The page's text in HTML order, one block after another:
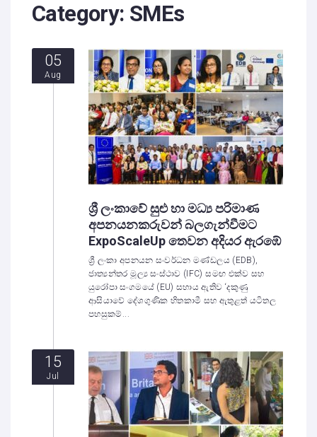
Category: SMEs
05
Aug
ශ්‍රී ලංකාවේ සුළු හා මධ්‍ය පරිමාණ
අපනයනකරුවන් බලගැන්වීමට
ExpoScaleUp තෙවන අදියර ඇරඹේ
ශ්‍රී ලංකා අපනයන සංවර්ධන මණ්ඩලය (EDB),
ජාත්‍යන්තර මූල්‍ය සංස්ථාව (IFC) සමඟ එක්ව සහ
යුරෝපා සංගමයේ (EU) සහාය ඇතිව ‘දකුණු
ආසියාවේ දේශගුණික හිතකාමී සහ ඇතුළත් යටිතල
පහසුකම්...
15
Jul